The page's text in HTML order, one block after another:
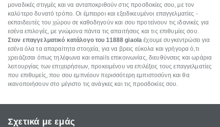
μοναδικές στιγμές και να ανταποκριθούν στις προσδοκίες σου, με τον
καλύτερο δυνατό τρόπο. Οι έμπειροι και εξειδικευμένοι επαγγελματίες -
εκπαιδευτές του χώρου σε καθοδηγούν και σου προτείνουν τις ιδανικές για
εσένα επιλογές, με γνώμονα πάντα τις απαιτήσεις και τις επιθυμίες σου.
Στον επαγγελματικό κατάλογο του 11888 giaola έχουμε συγκεντρώσει για
εσένα όλα τα απαραίτητα στοιχεία, για να βρεις εύκολα και γρήγορα ό,τι
χρειάζεσαι όπως τηλέφωνα και emails επικοινωνίας, διευθύνσεις και ωράρια
λειτουργίας των επιχειρήσεων, προκειμένου να επιλέξεις τους επαγγελματίες
που επιθυμείς, που σου εμπνέουν περισσότερη εμπιστοσύνη και θα
ικανοποιήσουν στο μέγιστο τις ανάγκες και τις προσδοκίες σου.
Σχετικά με εμάς